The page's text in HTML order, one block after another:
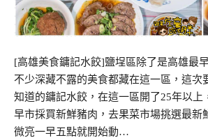
[高雄美食鏞記水餃]鹽埕區除了是高雄最
不少深藏不露的美食都藏在這一區，這次
知道的鏞記水餃，在這一區開了25年以上
早市採買新鮮豬肉，去果菜市場挑選最新
微亮一早五點就開始動…